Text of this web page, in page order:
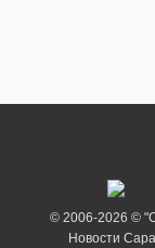
© 2006-2026 ©
Новости